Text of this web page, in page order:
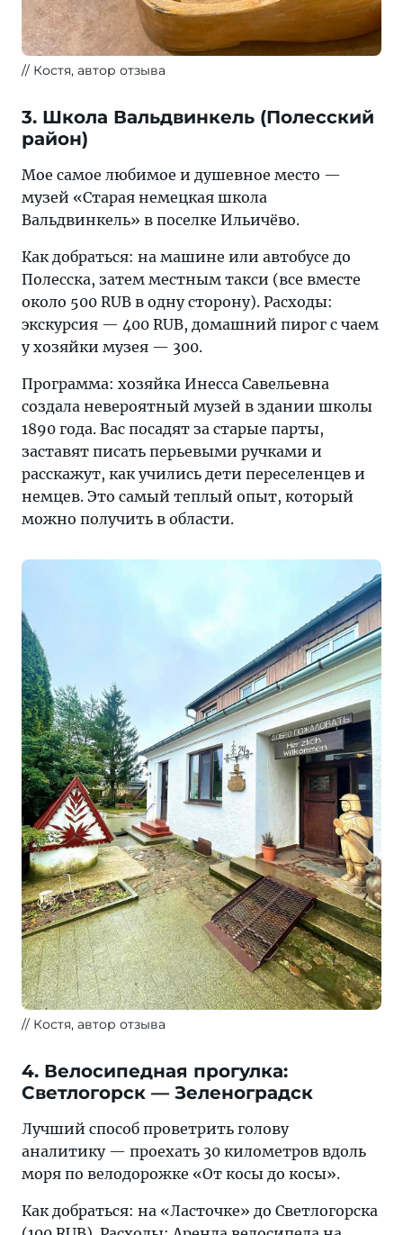
Костя, автор отзыва
3. Школа Вальдвинкель (Полесский
район)
Мое самое любимое и душевное место —
музей «Старая немецкая школа
Вальдвинкель» в поселке Ильичёво.
Как добраться: на машине или автобусе до
Полесска, затем местным такси (все вместе
около 500 RUB в одну сторону). Расходы:
экскурсия — 400 RUB, домашний пирог с чаем
у хозяйки музея — 300.
Программа: хозяйка Инесса Савельевна
создала невероятный музей в здании школы
1890 года. Вас посадят за старые парты,
заставят писать перьевыми ручками и
расскажут, как учились дети переселенцев и
немцев. Это самый теплый опыт, который
можно получить в области.
Костя, автор отзыва
4. Велосипедная прогулка:
Светлогорск — Зеленоградск
Лучший способ проветрить голову
аналитику — проехать 30 километров вдоль
моря по велодорожке «От косы до косы».
Как добраться: на «Ласточке» до Светлогорска